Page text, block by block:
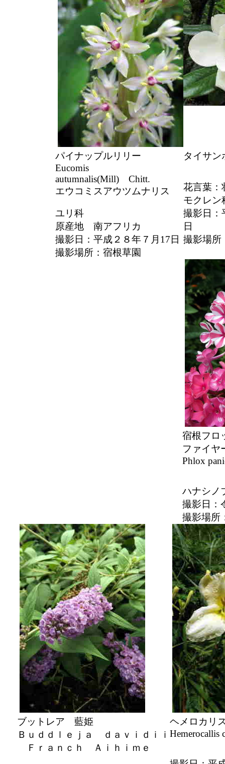
パイナップルリリー
Eucomis
autumnalis(Mill) Chitt.
エウコミスアウツムナリス
ユリ科
原産地 南アフリカ
撮影日：平成２８年７月17日
撮影場所：宿根草園
タイサン
花言葉：
モクレン
撮影日：
日
撮影場所
宿根フ
ファイヤ
Phlox
ハナシ
撮影日：
撮影場
ブットレア 藍姫
Ｂｕｄｄｌｅｊａ ｄａｖｉｄｉｉ
Ｆｒａｎｃｈ Ａｉｈｉｍｅ
ヘメロカリ
Hemerocallis